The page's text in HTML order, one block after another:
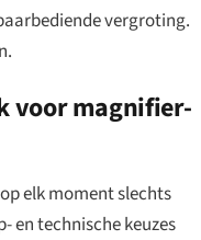
vergroting.
voor magnifier-
elk moment slechts
en technische keuzes